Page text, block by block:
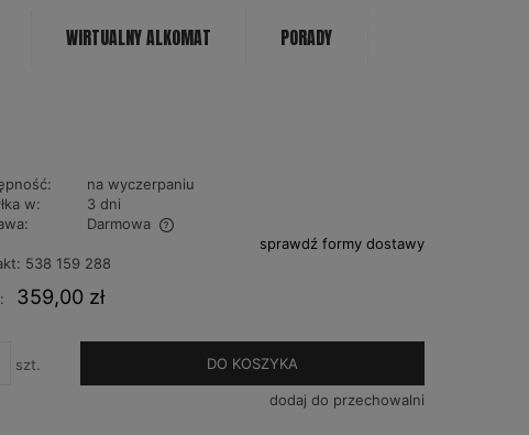
WIRTUALNY ALKOMAT PORADY
na wyczerpaniu
w:
3 dni
Darmowa
kosztów
sprawdź formy dostawy
538 159 288
359,00 zł
szt. DO KOSZYKA
dodaj do przechowalni